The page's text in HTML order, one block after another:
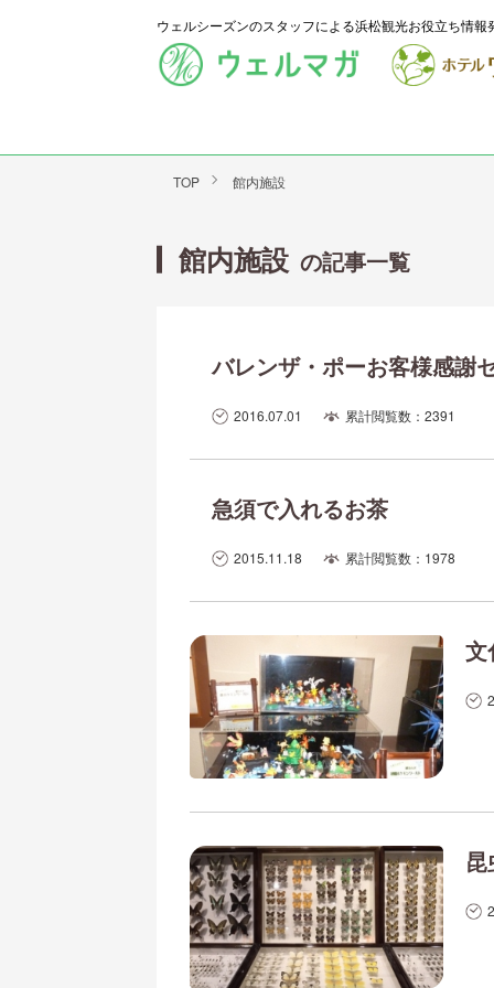
ウェルシーズンのスタッフによる浜松観光お役立ち情報
TOP 館内施設
館内施設 の記事一覧
バレンザ・ポーお客様感謝
2016.07.01 累計閲覧数：2391
急須で入れるお茶
2015.11.18 累計閲覧数：1978
文